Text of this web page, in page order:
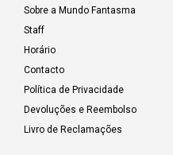
Sobre a Mundo Fantasma
Staff
Horário
Contacto
Política de Privacidade
Devoluções e Reembolso
Livro de Reclamações